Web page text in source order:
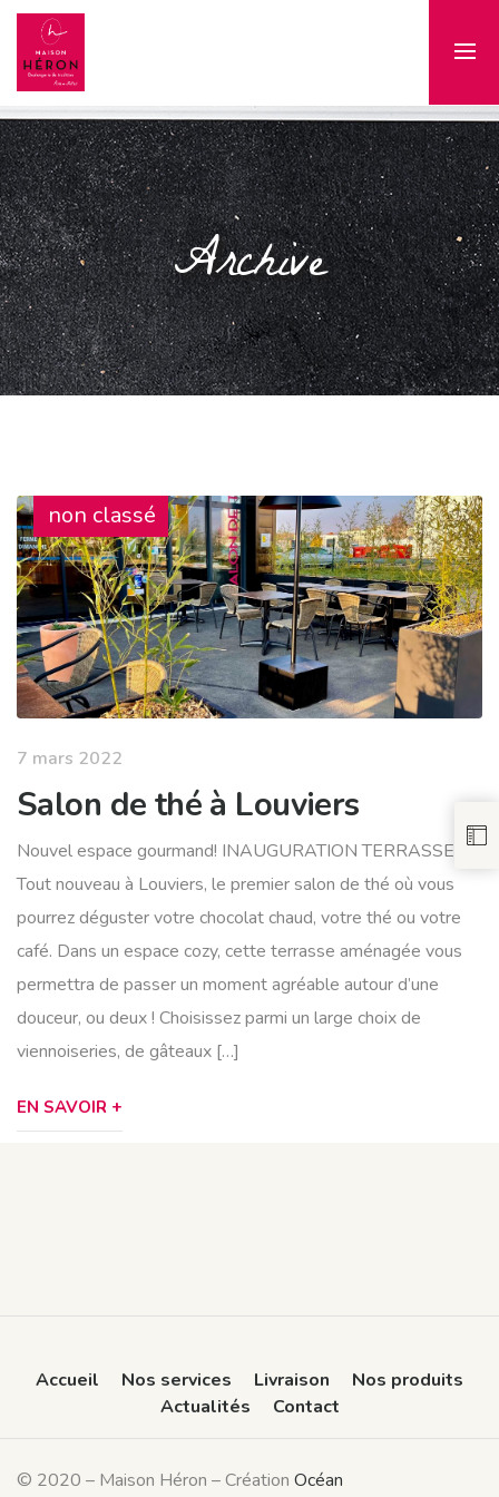
Archive
non classé
7 mars 2022
Salon de thé à Louviers
Nouvel espace gourmand! INAUGURATION TERRASSE
Tout nouveau à Louviers, le premier salon de thé où vous
pourrez déguster votre chocolat chaud, votre thé ou votre
café. Dans un espace cozy, cette terrasse aménagée vous
permettra de passer un moment agréable autour d’une
douceur, ou deux ! Choisissez parmi un large choix de
viennoiseries, de gâteaux […]
EN SAVOIR +
Accueil Nos services Livraison
Nos produits
Actualités
Contact
© 2020 – Maison Héron – Création Océan